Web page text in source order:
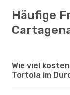
Häufige
Wie viel
Tortola im